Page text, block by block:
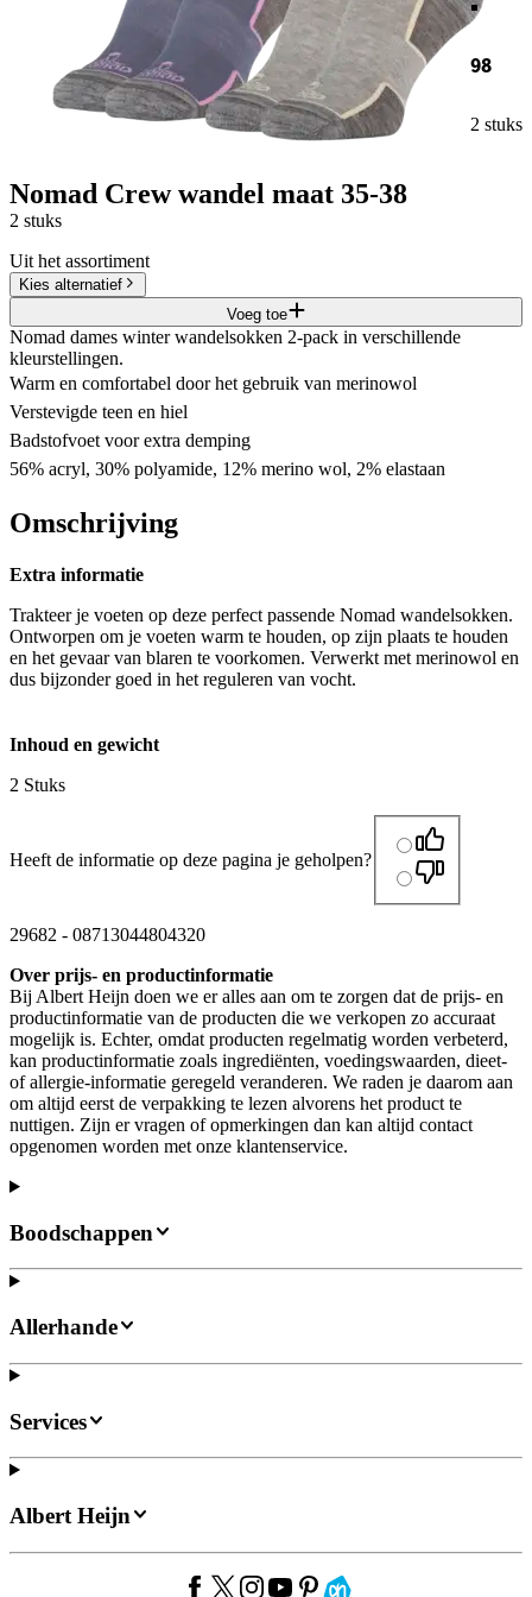
98
2 stuks
Nomad Crew wandel maat 35-38
2 stuks
Uit het assortiment
Kies alternatief
Voeg toe
Nomad dames winter wandelsokken 2-pack in verschillende
kleurstellingen.
Warm en comfortabel door het gebruik van merinowol
Verstevigde teen en hiel
Badstofvoet voor extra demping
56% acryl, 30% polyamide, 12% merino wol, 2% elastaan
Omschrijving
Extra informatie
Trakteer je voeten op deze perfect passende Nomad wandelsokken.
Ontworpen om je voeten warm te houden, op zijn plaats te houden
en het gevaar van blaren te voorkomen. Verwerkt met merinowol en
dus bijzonder goed in het reguleren van vocht.
Inhoud en gewicht
2 Stuks
Heeft de informatie op deze pagina je geholpen?
29682 - 08713044804320
Over prijs- en productinformatie
Bij Albert Heijn doen we er alles aan om te zorgen dat de prijs- en
productinformatie van de producten die we verkopen zo accuraat
mogelijk is. Echter, omdat producten regelmatig worden verbeterd,
kan productinformatie zoals ingrediënten, voedingswaarden, dieet-
of allergie-informatie geregeld veranderen. We raden je daarom aan
om altijd eerst de verpakking te lezen alvorens het product te
nuttigen. Zijn er vragen of opmerkingen dan kan altijd contact
opgenomen worden met onze klantenservice.
Boodschappen
Allerhande
Services
Albert Heijn